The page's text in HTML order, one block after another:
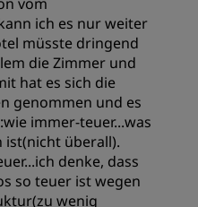
ich es nur weiter
müsste dringend
die Zimmer und
hat es sich die
genommen und es
immer-teuer...was
ist(nicht überall).
denke, dass
so teuer ist wegen
wenig